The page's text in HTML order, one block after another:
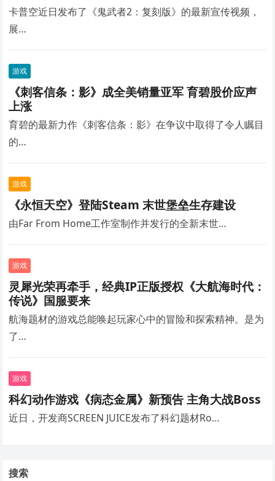
卡普空近日发布了《鬼武者2：复刻版》的最新宣传视频，
展…
游戏
《刺客信条：影》成全美销量亚军 育碧股价应声
上涨
育碧的最新力作《刺客信条：影》在争议中取得了令人瞩目
的…
游戏
《永恒天空》登陆Steam 末世堡垒生存建设
由Far From Home工作室制作并发行的全新末世…
游戏
灵犀光荣再牵手，经典IP正版授权《大航海时代：
传说》国服要来
航海题材的游戏总能唤起玩家心中的冒险和探索精神。是为
了…
游戏
科幻动作游戏《病态金属》新预告 主角大战Boss
近日，开发商SCREEN JUICE发布了科幻题材Ro…
搜索